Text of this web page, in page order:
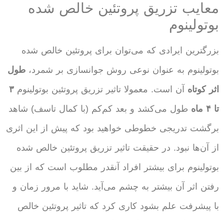
معایب تزریق پروتئین خالص شده
بوتولینوم
بزرگترین ایرادی که می‌توان برای پروتئین خالص شده
بوتولینوم به عنوان نوعی روش جوانسازی بر شمرد، طول
اثر کوتاه آن است. معمولا تاثیر تزریق پروتئین بوتولینوم ۳
تا ۴ ماه
طول می‌کشد و بعد کم‌کم (با کمال تاسف) شاهد
برگشت تدریجی خطوطی خواهید بود که پیش از این اثری
از آن‌‌ها نبود. در حقیقت تاثیر تزریق پروتئین خالص شده
بوتولینوم برای بیشتر افراد آنقدر مطلوب است که از بین
رفتن اثر آن بیشتر به چشم می‌آید. شاید با مرور زمان و
با پیشرفت علم بشود کاری کرد که تاثیر پروتئین خالص